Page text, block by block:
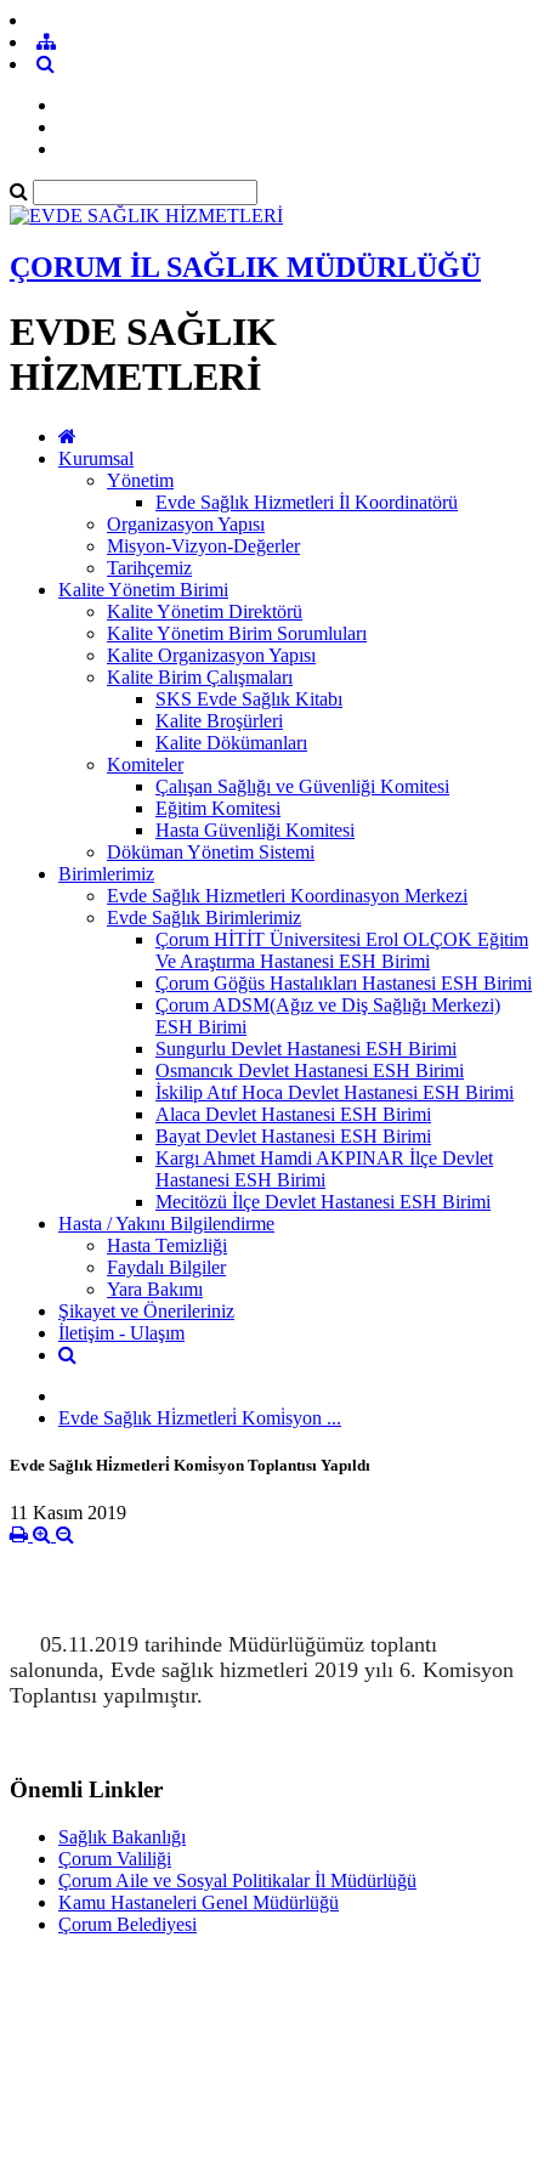
ÇORUM İL SAĞLIK MÜDÜRLÜĞÜ
EVDE SAĞLIK
HİZMETLERİ
Kurumsal
Yönetim
Evde Sağlık Hizmetleri İl Koordinatörü
Organizasyon Yapısı
Misyon-Vizyon-Değerler
Tarihçemiz
Kalite Yönetim Birimi
Kalite Yönetim Direktörü
Kalite Yönetim Birim Sorumluları
Kalite Organizasyon Yapısı
Kalite Birim Çalışmaları
SKS Evde Sağlık Kitabı
Kalite Broşürleri
Kalite Dökümanları
Komiteler
Çalışan Sağlığı ve Güvenliği Komitesi
Eğitim Komitesi
Hasta Güvenliği Komitesi
Döküman Yönetim Sistemi
Birimlerimiz
Evde Sağlık Hizmetleri Koordinasyon Merkezi
Evde Sağlık Birimlerimiz
Çorum HİTİT Üniversitesi Erol OLÇOK Eğitim
Ve Araştırma Hastanesi ESH Birimi
Çorum Göğüs Hastalıkları Hastanesi ESH Birimi
Çorum ADSM(Ağız ve Diş Sağlığı Merkezi)
ESH Birimi
Sungurlu Devlet Hastanesi ESH Birimi
Osmancık Devlet Hastanesi ESH Birimi
İskilip Atıf Hoca Devlet Hastanesi ESH Birimi
Alaca Devlet Hastanesi ESH Birimi
Bayat Devlet Hastanesi ESH Birimi
Kargı Ahmet Hamdi AKPINAR İlçe Devlet
Hastanesi ESH Birimi
Mecitözü İlçe Devlet Hastanesi ESH Birimi
Hasta / Yakını Bilgilendirme
Hasta Temizliği
Faydalı Bilgiler
Yara Bakımı
Şikayet ve Önerileriniz
İletişim - Ulaşım
Evde Sağlık Hi̇zmetleri̇ Komi̇syon ...
Evde Sağlık Hi̇zmetleri̇ Komi̇syon Toplantısı Yapıldı
11 Kasım 2019
05.11.2019 tarihinde Müdürlüğümüz toplantı
salonunda, Evde sağlık hizmetleri 2019 yılı 6. Komisyon
Toplantısı yapılmıştır.
Önemli Linkler
Sağlık Bakanlığı
Çorum Valiliği
Çorum Aile ve Sosyal Politikalar İl Müdürlüğü
Kamu Hastaneleri Genel Müdürlüğü
Çorum Belediyesi